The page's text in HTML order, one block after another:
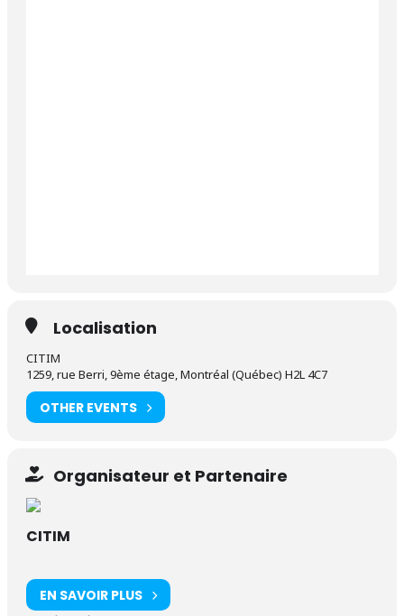
Localisation
CITIM
1259, rue Berri, 9ème étage, Montréal (Québec) H2L 4C7
OTHER EVENTS
Organisateur et Partenaire
CITIM
EN SAVOIR PLUS